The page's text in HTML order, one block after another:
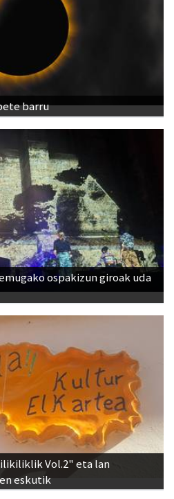
barru
ospakizun giroak uda
Vol.2" eta lan
eskutik